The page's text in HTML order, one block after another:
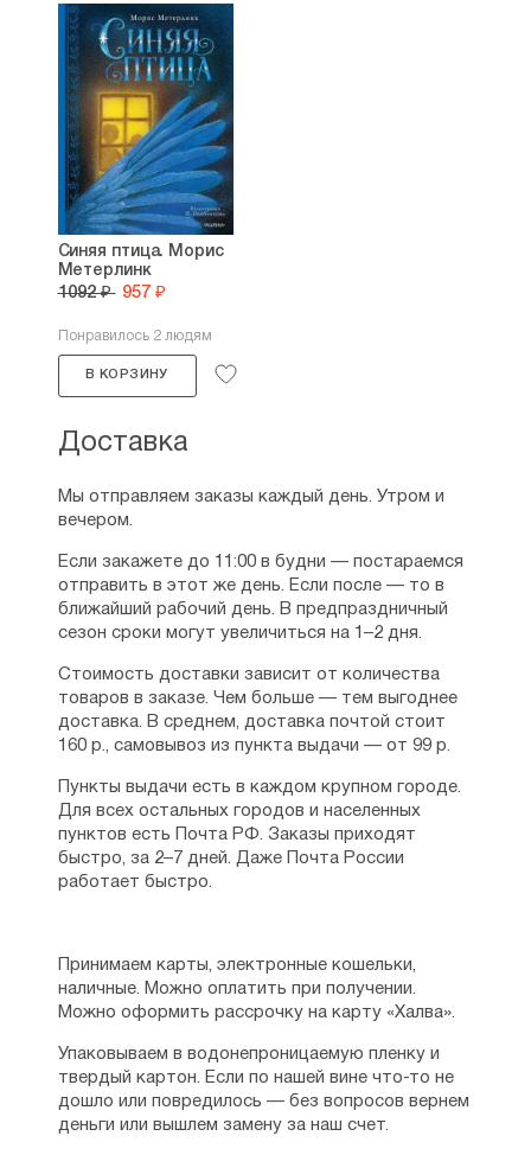
Синяя птица. Морис
Метерлинк
1092 ₽ 957 ₽
Понравилось 2 людям
В КОРЗИНУ
Доставка
Мы отправляем заказы каждый день. Утром и
вечером.
Если закажете до 11:00 в будни — постараемся
отправить в этот же день. Если после — то в
ближайший рабочий день. В предпраздничный
сезон сроки могут увеличиться на 1–2 дня.
Стоимость доставки зависит от количества
товаров в заказе. Чем больше — тем выгоднее
доставка. В среднем, доставка почтой стоит
160 р., самовывоз из пункта выдачи — от 99 р.
Пункты выдачи есть в каждом крупном городе.
Для всех остальных городов и населенных
пунктов есть Почта РФ. Заказы приходят
быстро, за 2–7 дней. Даже Почта России
работает быстро.
Принимаем карты, электронные кошельки,
наличные. Можно оплатить при получении.
Можно оформить рассрочку на карту «Халва».
Упаковываем в водонепроницаемую пленку и
твердый картон. Если по нашей вине что-то не
дошло или повредилось — без вопросов вернем
деньги или вышлем замену за наш счет.